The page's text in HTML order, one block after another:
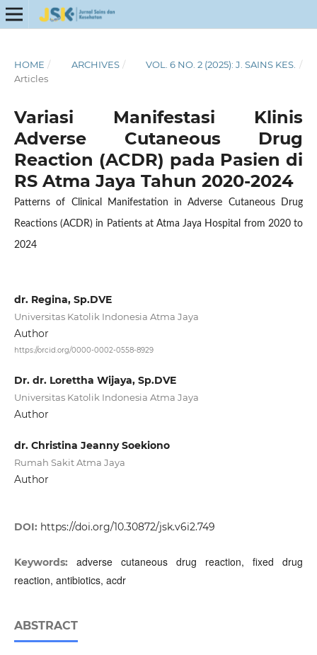
HOME / ARCHIVES / VOL. 6 NO. 2 (2025): J. SAINS KES. /
Articles
Variasi Manifestasi Klinis
Adverse Cutaneous Drug
Reaction (ACDR) pada Pasien di
RS Atma Jaya Tahun 2020-2024
Patterns of Clinical Manifestation in Adverse Cutaneous Drug
Reactions (ACDR) in Patients at Atma Jaya Hospital from 2020 to
2024
dr. Regina, Sp.DVE
Universitas Katolik Indonesia Atma Jaya
Author
https://orcid.org/0000-0002-0558-8929
Dr. dr. Lorettha Wijaya, Sp.DVE
Universitas Katolik Indonesia Atma Jaya
Author
dr. Christina Jeanny Soekiono
Rumah Sakit Atma Jaya
Author
DOI: https://doi.org/10.30872/jsk.v6i2.749
Keywords: adverse cutaneous drug reaction, fixed drug
reaction, antibiotics, acdr
ABSTRACT